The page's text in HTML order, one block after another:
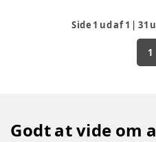
Side 1 ud af1 |31
1
Godt at vide om